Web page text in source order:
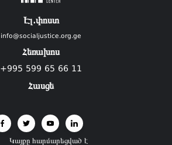
Էլ.փոստ
info@socialjustice.org.ge
Հեռախոս
+995 599 65 66 11
Հասցե
Կայքը հարմարեցված է